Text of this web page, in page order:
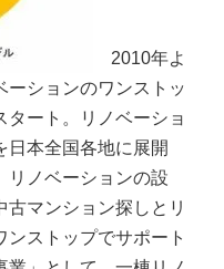
2010年よ
ーションのワンストッ
タート。リノベーショ
日本全国各地に展開
リノベーションの設
マンション探しとリ
ンストップでサポート